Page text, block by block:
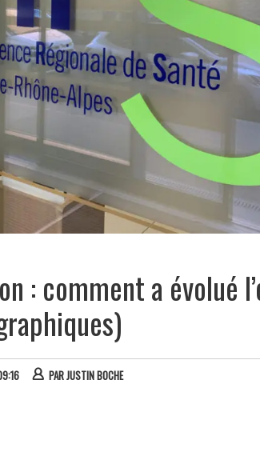
: comment a évolué
PARJUSTIN BOCHE